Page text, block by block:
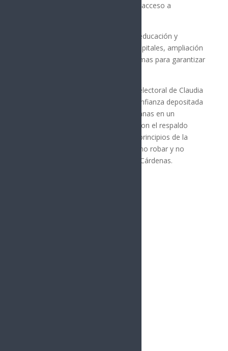
producción nacional de alimentos y acceso a
También señaló avances en salud, educación y
vivienda, con la construcción de hospitales, ampliación
de becas para estudiantes y programas para garantizar
«El segundo aniversario del triunfo electoral de Claudia
Sheinbaum permite reconocer la confianza depositada
por millones de mexicanos y mexicanas en un
proyecto que continúa avanzando con el respaldo
popular, manteniendo vigentes los principios de la
Cuarta Transformación: no mentir, no robar y no
traicionar al pueblo», afirmó López Cárdenas.